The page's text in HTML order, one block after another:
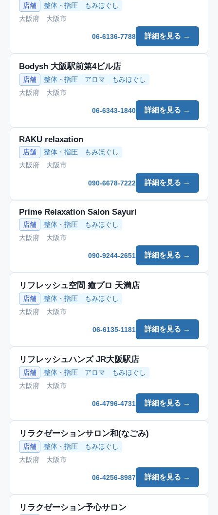
店舗 整体・指圧
もみほぐし
大阪府 大阪市
詳細を見る →
06-6136-7788
Bodysh 大阪駅前第4ビル店
店舗 整体・指圧 アロマ
もみほぐし
大阪府 大阪市
詳細を見る →
06-6343-1840
RAKU relaxation
店舗 整体・指圧
もみほぐし
大阪府 大阪市
詳細を見る →
090-6678-7222
Prime Relaxation Salon Sayuri
店舗 整体・指圧
もみほぐし
大阪府 大阪市
詳細を見る →
090-9244-2651
リフレッシュ空間 癒プロ 天満店
店舗 整体・指圧
もみほぐし
大阪府 大阪市
詳細を見る →
06-6135-1181
リフレッシュハンズ JR大阪駅店
店舗 整体・指圧 アロマ
もみほぐし
大阪府 大阪市
詳細を見る →
06-4796-4731
リラクゼーションサロン和(なごみ)
店舗 整体・指圧
もみほぐし
大阪府 大阪市
詳細を見る →
06-4256-8987
リラクゼーション予心サロン